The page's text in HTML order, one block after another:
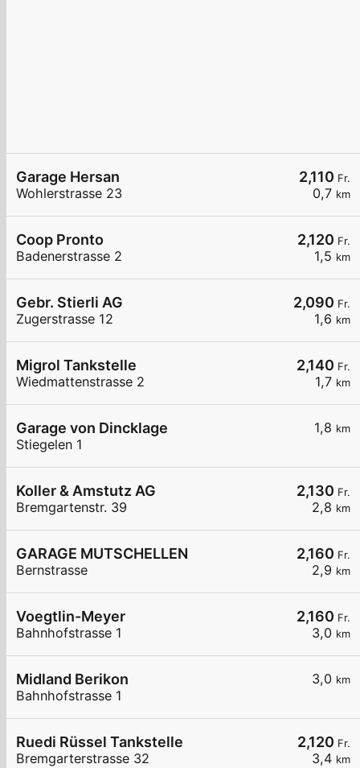
2,110 Fr.
0,7 km
Garage Hersan
Wohlerstrasse 23
2,120 Fr.
1,5 km
Coop Pronto
Badenerstrasse 2
2,090 Fr.
1,6 km
Gebr. Stierli AG
Zugerstrasse 12
2,140 Fr.
1,7 km
Migrol Tankstelle
Wiedmattenstrasse 2
1,8 km
Garage von Dincklage
Stiegelen 1
2,130 Fr.
2,8 km
Koller & Amstutz AG
Bremgartenstr. 39
2,160 Fr.
2,9 km
GARAGE MUTSCHELLEN
Bernstrasse
2,160 Fr.
3,0 km
Voegtlin-Meyer
Bahnhofstrasse 1
3,0 km
Midland Berikon
Bahnhofstrasse 1
2,120 Fr.
3,4 km
Ruedi Rüssel Tankstelle
Bremgarterstrasse 32